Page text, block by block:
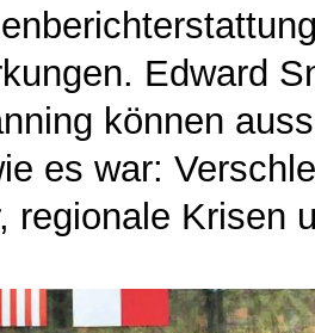
Edward
können
es war:
regionale Krisen